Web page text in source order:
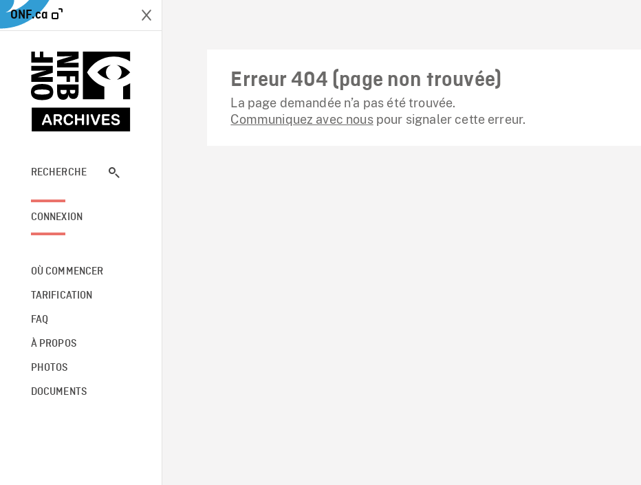
ONF.ca
RECHERCHE
CONNEXION
OÙ COMMENCER
TARIFICATION
FAQ
À PROPOS
PHOTOS
DOCUMENTS
Erreur 404 (page non trouvée)
La page demandée n’a pas été trouvée.
Communiquez avec nouspour signaler cette erreur.